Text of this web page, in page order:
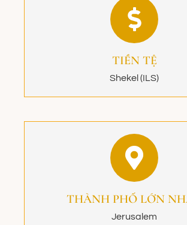
TIỀN TỆ
Shekel (ILS)
THÀNH PHỐ LỚN
Jerusalem